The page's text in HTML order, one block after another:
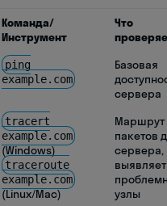
Команда/
Инструмент
Что
ping
example.com
Базовая
сервера
tracert
example.com
(Windows)
traceroute
example.com
(Linux/Mac)
Маршрут
пакетов
сервера,
выявляет
узлы